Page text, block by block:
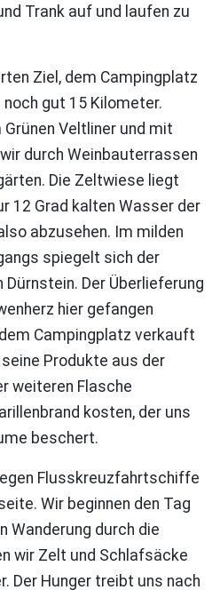
Trank auf und laufen zu
Ziel, dem Campingplatz
gut 15 Kilometer.
Veltliner und mit
durch Weinbauterrassen
Die Zeltwiese liegt
12 Grad kalten Wasser der
abzusehen. Im milden
spiegelt sich der
Der Überlieferung
hier gefangen
Campingplatz verkauft
Produkte aus der
weiteren Flasche
kosten, der uns
beschert.
Flusskreuzfahrtschiffe
Wir beginnen den Tag
Wanderung durch die
wir Zelt und Schlafsäcke
Der Hunger treibt uns nach